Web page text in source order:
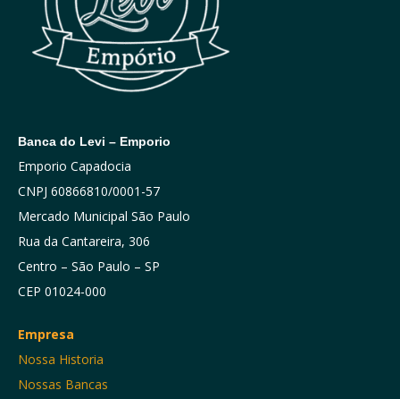
Banca do Levi – Emporio
Emporio Capadocia
CNPJ 60866810/0001-57
Mercado Municipal São Paulo
Rua da Cantareira, 306
Centro – São Paulo – SP
CEP 01024-000
Empresa
Nossa Historia
Nossas Bancas